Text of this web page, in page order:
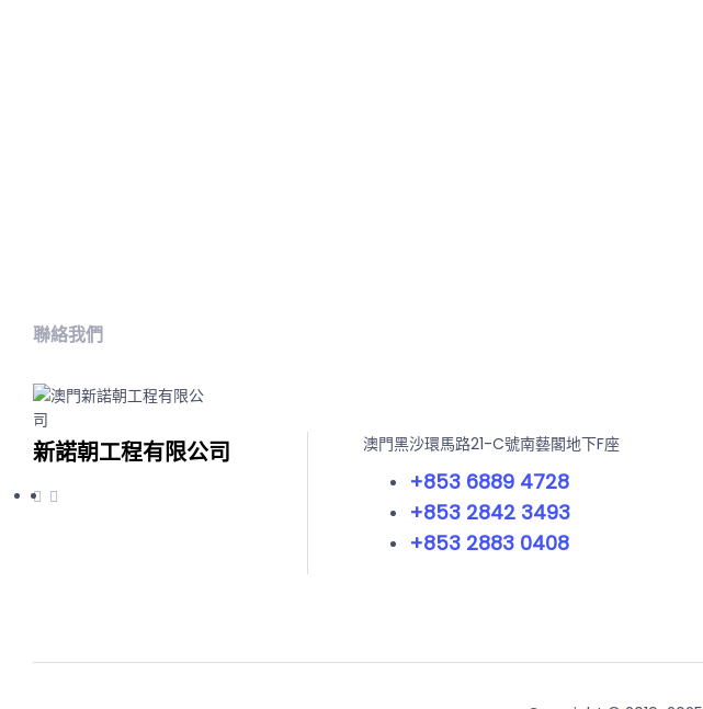
聯絡我們
新諾朝工程有限公司 澳門黑沙環馬路21-C號南藝閣地下F座
+853 6889 4728
+853 2842 3493
+853 2883 0408